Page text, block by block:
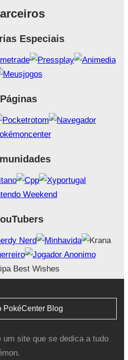
Especiais
Páginas
PokéCenter Blog
site que se dedica a tudo